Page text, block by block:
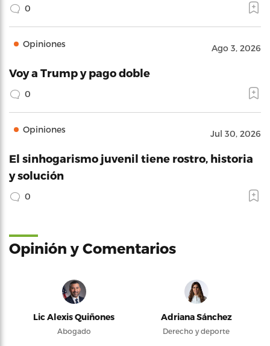
0
Opiniones Ago 3, 2026
Voy a Trump y pago doble
0
Opiniones Jul 30, 2026
El sinhogarismo juvenil tiene rostro, historia
y solución
0
Opinión y Comentarios
Lic Alexis Quiñones
Abogado
Adriana Sánchez
Derecho y deporte